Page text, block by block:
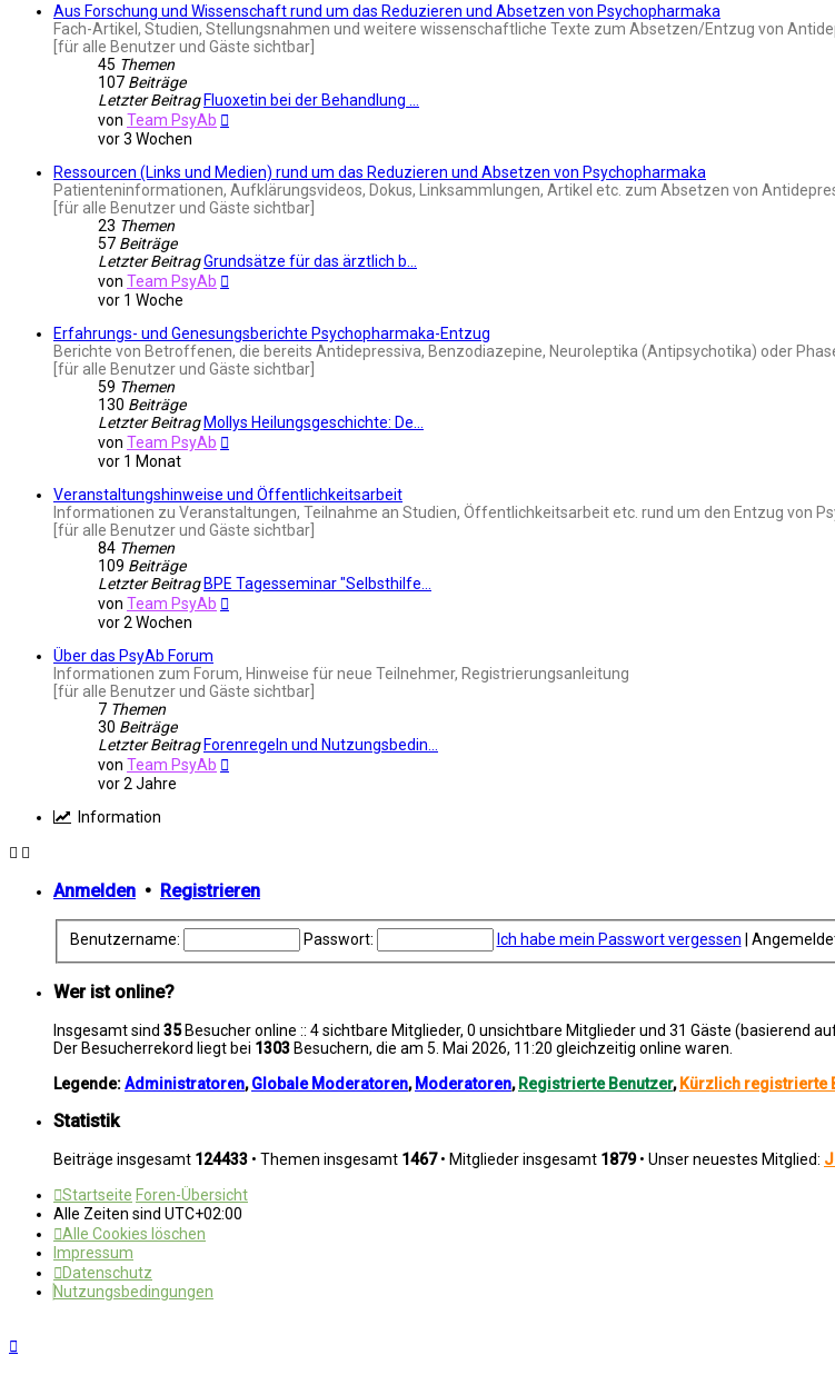
Aus Forschung und Wissenschaft rund um das Reduzieren und Absetzen von Psychopharmaka
Fach-Artikel, Studien, Stellungsnahmen und weitere wissenschaftliche Texte zum Absetzen/Entzug von
[für alle Benutzer und Gäste sichtbar]
45 Themen
107 Beiträge
Letzter Beitrag Fluoxetin bei der Behandlung …
von Team PsyAb
vor 3 Wochen
Ressourcen (Links und Medien) rund um das Reduzieren und Absetzen von Psychopharmaka
Patienteninformationen, Aufklärungsvideos, Dokus, Linksammlungen, Artikel etc. zum Absetzen von
[für alle Benutzer und Gäste sichtbar]
23 Themen
57 Beiträge
Letzter BeitragGrundsätze für das ärztlich b…
von Team PsyAb
vor 1 Woche
Erfahrungs- und Genesungsberichte Psychopharmaka-Entzug
Berichte von Betroffenen, die bereits Antidepressiva, Benzodiazepine, Neuroleptika (Antipsychotika) oder
[für alle Benutzer und Gäste sichtbar]
59 Themen
130 Beiträge
Letzter Beitrag Mollys Heilungsgeschichte: De…
von Team PsyAb
vor 1 Monat
Veranstaltungshinweise und Öffentlichkeitsarbeit
Informationen zu Veranstaltungen, Teilnahme an Studien, Öffentlichkeitsarbeit etc. rund um den Entzug von
[für alle Benutzer und Gäste sichtbar]
84 Themen
109 Beiträge
Letzter Beitrag BPE Tagesseminar "Selbsthilfe…
von Team PsyAb
vor 2 Wochen
Über das PsyAb Forum
Informationen zum Forum, Hinweise für neue Teilnehmer, Registrierungsanleitung
[für alle Benutzer und Gäste sichtbar]
7 Themen
30 Beiträge
Letzter Beitrag Forenregeln und Nutzungsbedin…
von Team PsyAb
vor 2 Jahre
Information
Anmelden • Registrieren
Benutzername: Passwort: Ich habe mein Passwort vergessen
Wer ist online?
Insgesamt sind 35Besucher online :: 4 sichtbare Mitglieder, 0 unsichtbare Mitglieder und 31 Gäste (basierend
Der Besucherrekord liegt bei 1303 Besuchern, die am 5. Mai 2026, 11:20 gleichzeitig online waren.
Legende:Administratoren,Globale Moderatoren, Moderatoren, Registrierte Benutzer, Kürzlich registrierte
Statistik
Beiträge insgesamt 124433 • Themen insgesamt 1467• Mitglieder insgesamt 1879• Unser neuestes Mitglied:
Startseite Foren-Übersicht
Alle Zeiten sind UTC+02:00
Alle Cookies löschen
Impressum
Datenschutz
Nutzungsbedingungen